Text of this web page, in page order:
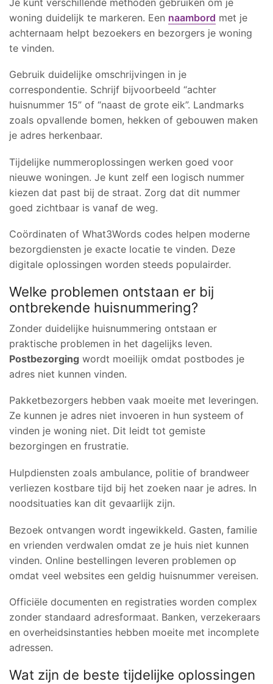
woning duidelijk te markeren. Een naambord met je
achternaam helpt bezoekers en bezorgers je woning
te vinden.
Gebruik duidelijke omschrijvingen in je
correspondentie. Schrijf bijvoorbeeld “achter
huisnummer 15” of “naast de grote eik”. Landmarks
zoals opvallende bomen, hekken of gebouwen maken
je adres herkenbaar.
Tijdelijke nummeroplossingen werken goed voor
nieuwe woningen. Je kunt zelf een logisch nummer
kiezen dat past bij de straat. Zorg dat dit nummer
goed zichtbaar is vanaf de weg.
Coördinaten of What3Words codes helpen moderne
bezorgdiensten je exacte locatie te vinden. Deze
digitale oplossingen worden steeds populairder.
Welke problemen ontstaan er bij
ontbrekende huisnummering?
Zonder duidelijke huisnummering ontstaan er
praktische problemen in het dagelijks leven.
Postbezorging wordt moeilijk omdat postbodes je
adres niet kunnen vinden.
Pakketbezorgers hebben vaak moeite met leveringen.
Ze kunnen je adres niet invoeren in hun systeem of
vinden je woning niet. Dit leidt tot gemiste
bezorgingen en frustratie.
Hulpdiensten zoals ambulance, politie of brandweer
verliezen kostbare tijd bij het zoeken naar je adres. In
noodsituaties kan dit gevaarlijk zijn.
Bezoek ontvangen wordt ingewikkeld. Gasten, familie
en vrienden verdwalen omdat ze je huis niet kunnen
vinden. Online bestellingen leveren problemen op
omdat veel websites een geldig huisnummer vereisen.
Officiële documenten en registraties worden complex
zonder standaard adresformaat. Banken, verzekeraars
en overheidsinstanties hebben moeite met incomplete
adressen.
Wat zijn de beste tijdelijke oplossingen